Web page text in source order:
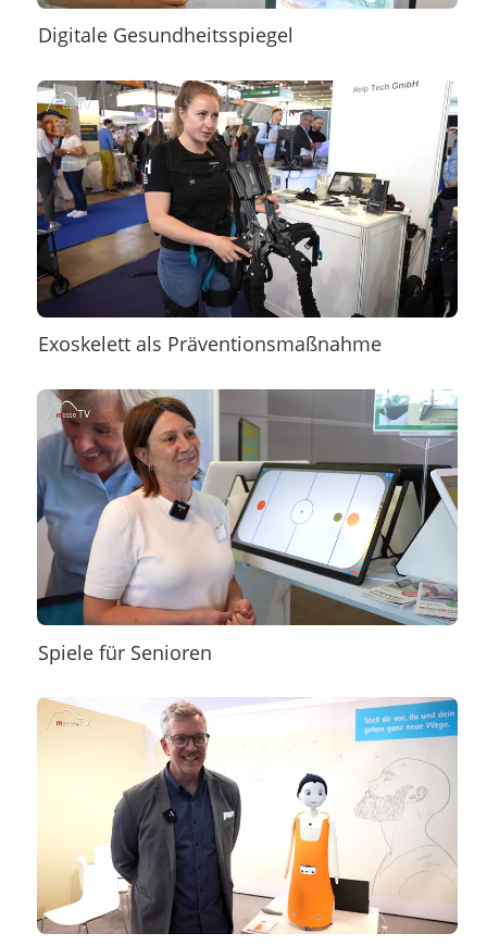
Digitale Gesundheitsspiegel
Exoskelett als Präventionsmaßnahme
Spiele für Senioren